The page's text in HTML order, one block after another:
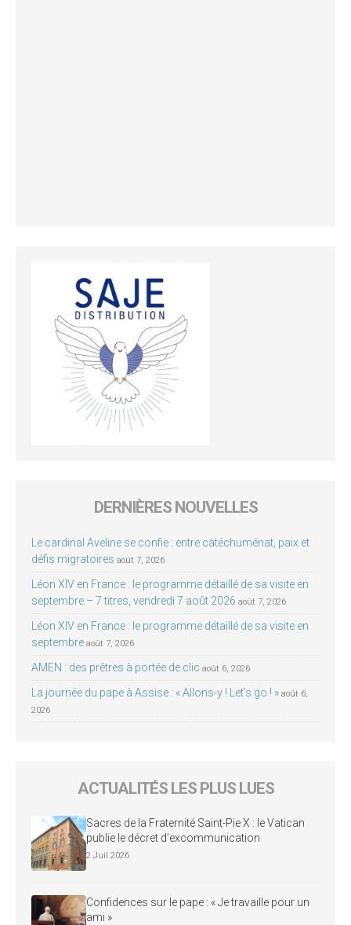
DERNIÈRES NOUVELLES
Le cardinal Aveline se confie : entre catéchuménat, paix et
défis migratoires août 7, 2026
Léon XIV en France : le programme détaillé de sa visite en
septembre – 7 titres, vendredi 7 août 2026 août 7, 2026
Léon XIV en France : le programme détaillé de sa visite en
septembre août 7, 2026
AMEN : des prêtres à portée de clic août 6, 2026
La journée du pape à Assise : « Allons-y ! Let’s go ! » août 6,
2026
ACTUALITÉS LES PLUS LUES
Sacres de la Fraternité Saint-Pie X : le Vatican
publie le décret d’excommunication
2 Juil 2026
Confidences sur le pape : « Je travaille pour un
ami »